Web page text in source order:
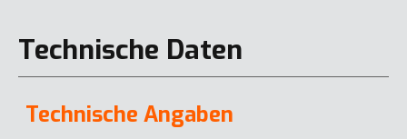
Technische Daten
Technische Angaben